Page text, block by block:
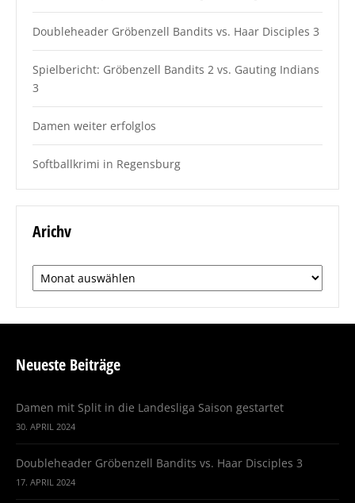
Doubleheader Gröbenzell Bandits vs. Haar Disciples 3
Spielbericht: Gröbenzell Bandits 2 vs. Gauting Indians
3
Damen weiter erfolglos
Softballkrimi in Regensburg
Arichv
Arichv
Neueste Beiträge
Damen mit Split in die Landesliga Saison gestartet
30. APRIL 2024
Doubleheader Gröbenzell Bandits vs. Haar Disciples 3
17. APRIL 2024